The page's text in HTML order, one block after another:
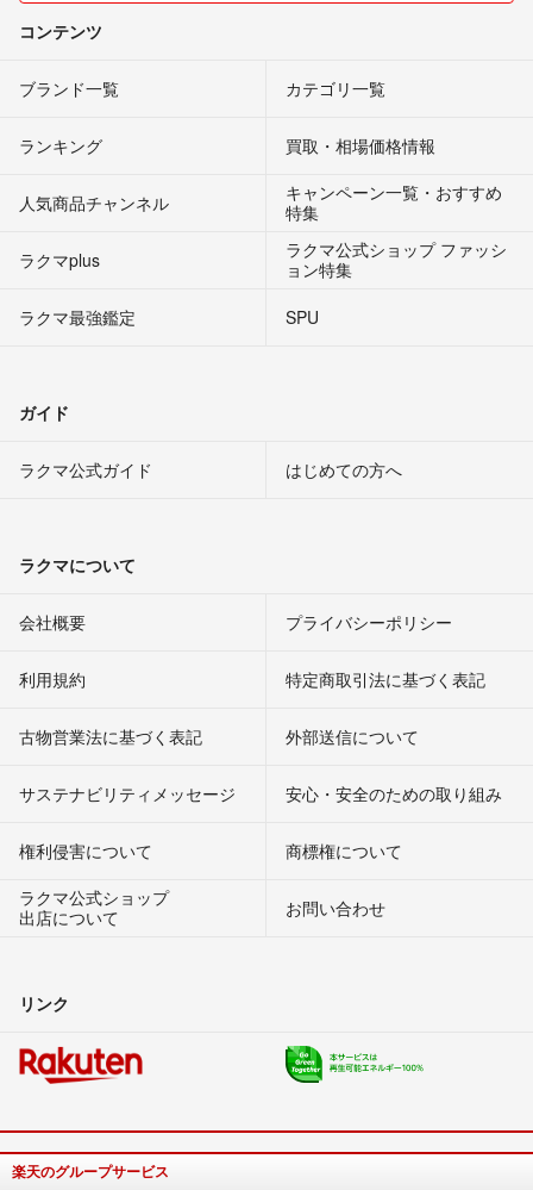
コンテンツ
ブランド一覧 カテゴリ一覧
ランキング 買取・相場価格情報
人気商品チャンネル
キャンペーン一覧・おすすめ
特集
ラクマplus
ラクマ公式ショップ ファッシ
ョン特集
ラクマ最強鑑定
SPU
ガイド
ラクマ公式ガイド はじめての方へ
ラクマについて
会社概要 プライバシーポリシー
利用規約 特定商取引法に基づく表記
古物営業法に基づく表記 外部送信について
サステナビリティメッセージ 安心・安全のための取り組み
権利侵害について
商標権について
ラクマ公式ショップ
出店について
お問い合わせ
リンク
楽天のグループサービス